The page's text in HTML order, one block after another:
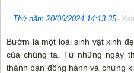
Thứ năm 20/06/2024 14:13:35-
Bướm là một loài sinh vật xinh
của chúng ta. Từ những ngày
thành bạn đồng hành và chứng